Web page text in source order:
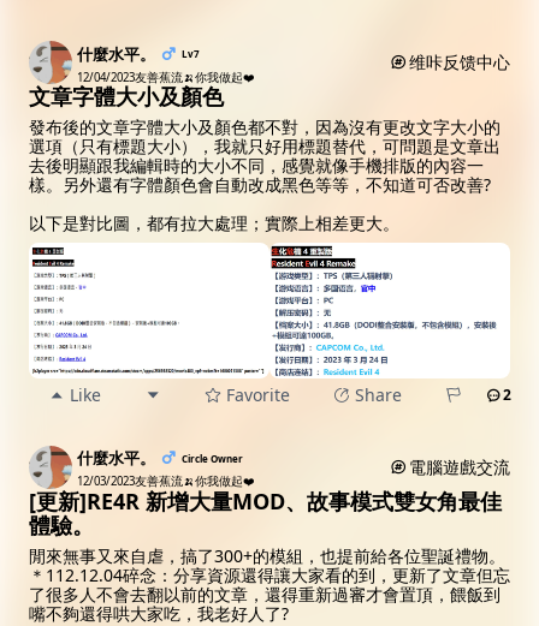
什麼水平。 Lv7
12/04/2023友善蕉流🍌你我做起❤️
维咔反馈中心
文章字體大小及顏色
發布後的文章字體大小及顏色都不對，因為沒有更改文字大小的
選項（只有標題大小），我就只好用標題替代，可問題是文章出
去後明顯跟我編輯時的大小不同，感覺就像手機排版的內容一
樣。另外還有字體顏色會自動改成黑色等等，不知道可否改善?
以下是對比圖，都有拉大處理；實際上相差更大。
Like Favorite Share 2
什麼水平。 Circle Owner
12/03/2023友善蕉流🍌你我做起❤️
電腦遊戲交流
[更新]RE4R 新增大量MOD、故事模式雙女角最佳
體驗。
閒來無事又來自虐，搞了300+的模組，也提前給各位聖誕禮物。
＊112.12.04碎念：分享資源還得讓大家看的到，更新了文章但忘
了很多人不會去翻以前的文章，還得重新過審才會置頂，餵飯到
嘴不夠還得哄大家吃，我老好人了?